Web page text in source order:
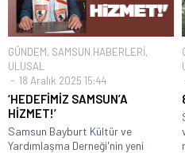
GÜNDEM, SAMSUN HABERLERİ,
ULUSAL
18 Aralık 2025 15:44
‘HEDEFİMİZ SAMSUN’A
HİZMET!’
Samsun Bayburt Kültür ve
Yardımlaşma Derneği'nin yeni